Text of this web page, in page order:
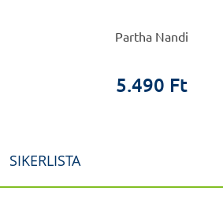
Partha Nandi
5.490 Ft
SIKERLISTA